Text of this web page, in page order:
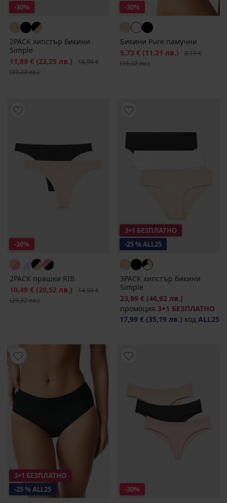
-30%
2PACK хипстър бикини
Simple
Намаление
11,89 € (23,25 лв.) Първоначална цена
16,99 €
(33,23 лв.)
-30%
Бикини Pure памучни
Намаление
5,73 € (11,21 лв.)
8,19 €
(16,02 лв.)
-30%
2PACK прашки RIB
Намаление
10,49 € (20,52 лв.) Първоначална цена
14,99 €
(29,32 лв.)
3+1 БЕЗПЛАТНО
-25 % ALL25
3PACK хипстър бикини
Simple
23,99 € (46,92 лв.)
промоция 3+1 БЕЗПЛАТНО
17,99 € (35,19 лв.) код ALL25
3+1 БЕЗПЛАТНО
-25 % ALL25
-30%